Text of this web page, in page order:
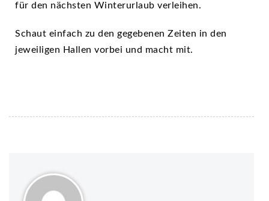
für den nächsten Winterurlaub verleihen.
Schaut einfach zu den gegebenen Zeiten in den
jeweiligen Hallen vorbei und macht mit.